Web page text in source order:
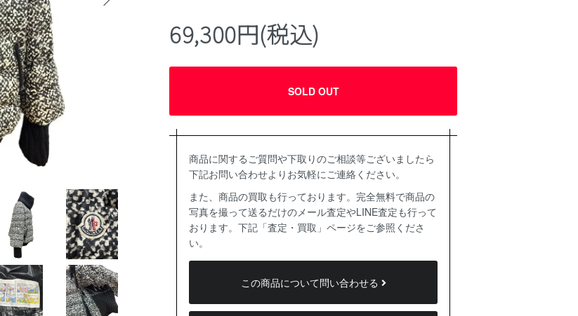
69,300円(税込)
SOLD OUT
商品に関するご質問や下取りのご相談等ございましたら
下記お問い合わせよりお気軽にご連絡ください。
また、商品の買取も行っております。完全無料で商品の
写真を撮って送るだけのメール査定やLINE査定も行って
おります。下記「査定・買取」ページをご参照くださ
い。
この商品について問い合わせる